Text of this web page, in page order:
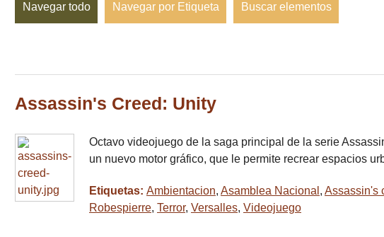
Navegar todo Navegar por Etiqueta Buscar elementos
Assassin's Creed: Unity
Octavo videojuego de la saga principal de la serie
un nuevo motor gráfico, que le permite recrear espacios
Etiquetas: Ambientacion, Asamblea Nacional , Assassin's
Robespierre, Terror, Versalles, Videojuego